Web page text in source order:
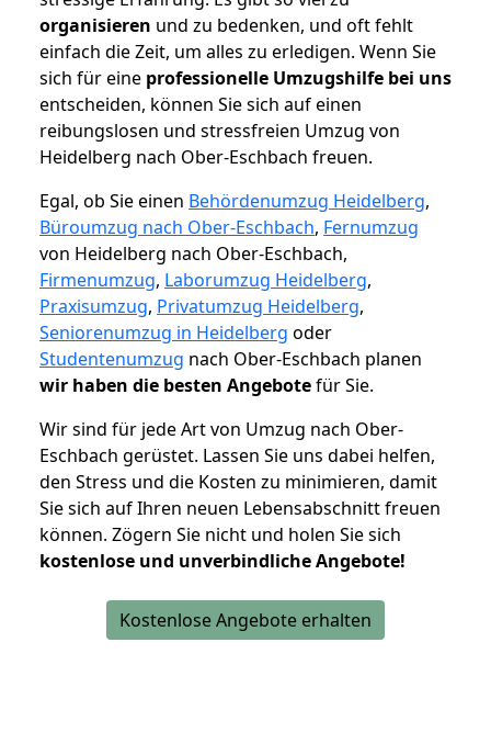
organisieren und zu bedenken, und oft fehlt
einfach die Zeit, um alles zu erledigen. Wenn Sie
sich für eine professionelle Umzugshilfe bei uns
entscheiden, können Sie sich auf einen
reibungslosen und stressfreien Umzug von
Heidelberg nach Ober-Eschbach freuen.
Egal, ob Sie einen Behördenumzug Heidelberg,
Büroumzug nach Ober-Eschbach, Fernumzug
von Heidelberg nach Ober-Eschbach,
Firmenumzug, Laborumzug Heidelberg,
Praxisumzug, Privatumzug Heidelberg,
Seniorenumzug in Heidelberg oder
Studentenumzug nach Ober-Eschbach planen
wir haben die besten Angebotefür Sie.
Wir sind für jede Art von Umzug nach Ober-
Eschbach gerüstet. Lassen Sie uns dabei helfen,
den Stress und die Kosten zu minimieren, damit
Sie sich auf Ihren neuen Lebensabschnitt freuen
können. Zögern Sie nicht und holen Sie sich
kostenlose und unverbindliche Angebote!
Kostenlose Angebote erhalten